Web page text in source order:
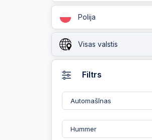
Polija
Visas valstis
Filtrs